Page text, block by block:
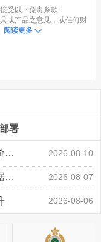
受以下免责条款：
或产品之意见，或任何财
阅读更多
署
领峰金评：非农数据意外爆冷 助力金价大涨创新高 2026-08-10
领峰金评：万事俱备 黄金只欠非农数据“东风” 2026-08-07
2026-08-06